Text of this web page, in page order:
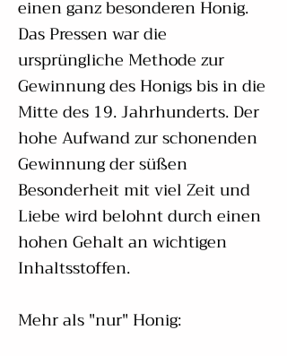
einen ganz besonderen Honig.
Das Pressen war die
ursprüngliche Methode zur
Gewinnung des Honigs bis in die
Mitte des 19. Jahrhunderts. Der
hohe Aufwand zur schonenden
Gewinnung der süßen
Besonderheit mit viel Zeit und
Liebe wird belohnt durch einen
hohen Gehalt an wichtigen
Inhaltsstoffen.
Mehr als "nur" Honig: